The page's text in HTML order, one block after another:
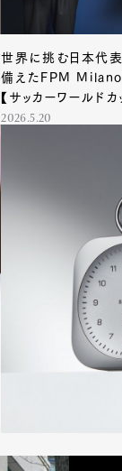
世界に挑む日本代
備えたFPM Milano
【サッカーワールドカ
2026.5.20